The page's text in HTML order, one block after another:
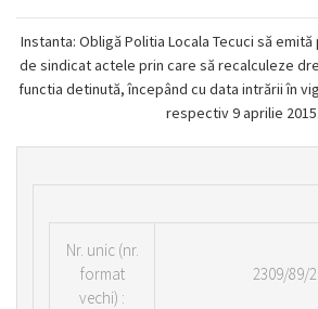
Instanta: Obligă Politia Locala Tecuci să
de sindicat actele prin care să recalculeze
functia detinută, începând cu data intrării în
respectiv 9 aprilie 2015.
Nr. unic (nr.
format
vechi) :
2309/89/